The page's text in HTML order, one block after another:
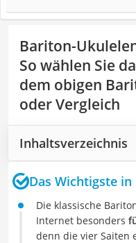
Bariton-
So wählen Sie
dem obigen
oder Vergleich
Inhaltsverzeichnis
Das Wichtigste in
Die klassische
Internet besonders
denn die vier Saiten